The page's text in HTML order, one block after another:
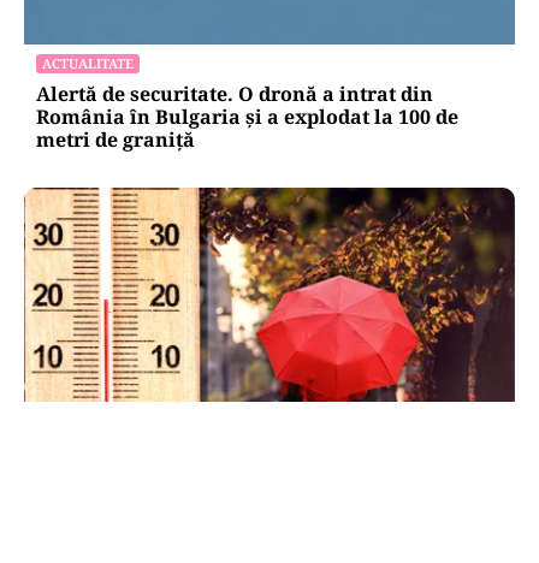
ACTUALITATE
Alertă de securitate. O dronă a intrat din
România în Bulgaria şi a explodat la 100 de
metri de graniţă